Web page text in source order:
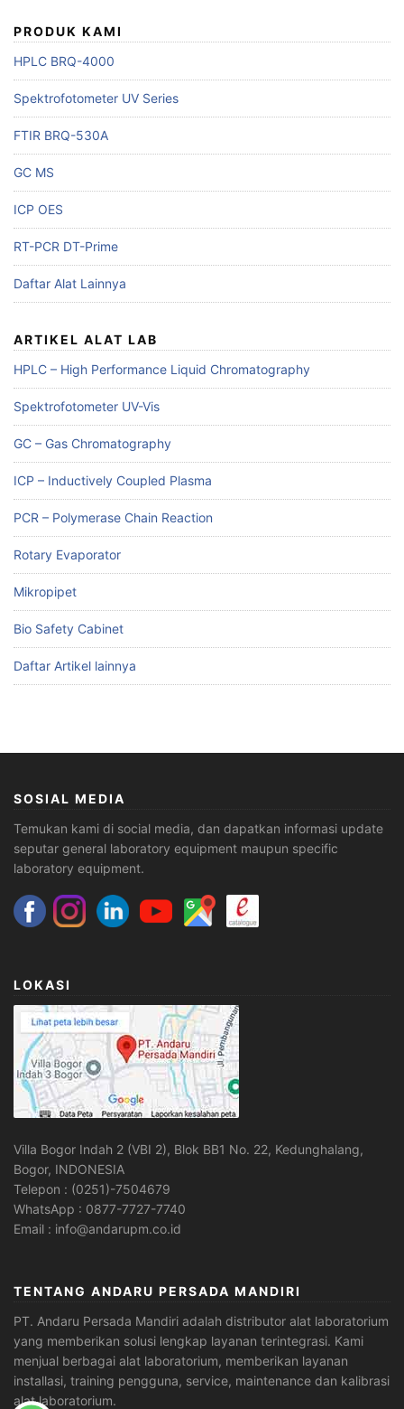
PRODUK KAMI
HPLC BRQ-4000
Spektrofotometer UV Series
FTIR BRQ-530A
GC MS
ICP OES
RT-PCR DT-Prime
Daftar Alat Lainnya
ARTIKEL ALAT LAB
HPLC – High Performance Liquid Chromatography
Spektrofotometer UV-Vis
GC – Gas Chromatography
ICP – Inductively Coupled Plasma
PCR – Polymerase Chain Reaction
Rotary Evaporator
Mikropipet
Bio Safety Cabinet
Daftar Artikel lainnya
SOSIAL MEDIA
Temukan kami di social media, dan dapatkan informasi update
seputar general laboratory equipment maupun specific
laboratory equipment.
LOKASI
Villa Bogor Indah 2 (VBI 2), Blok BB1 No. 22, Kedunghalang,
Bogor, INDONESIA
Telepon : (0251)-7504679
WhatsApp : 0877-7727-7740
Email : info@andarupm.co.id
TENTANG ANDARU PERSADA MANDIRI
PT. Andaru Persada Mandiri adalah distributor alat laboratorium
yang memberikan solusi lengkap layanan terintegrasi. Kami
menjual berbagai alat laboratorium, memberikan layanan
installasi, training pengguna, service, maintenance dan kalibrasi
alat laboratorium.